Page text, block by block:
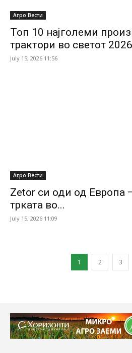
Агро Вести
Топ 10 најголеми
трактори во светот 2026
July 15, 2026 11:56
Агро Вести
Zetor си оди од Европа
трката во...
July 15, 2026 11:09
1 2 3